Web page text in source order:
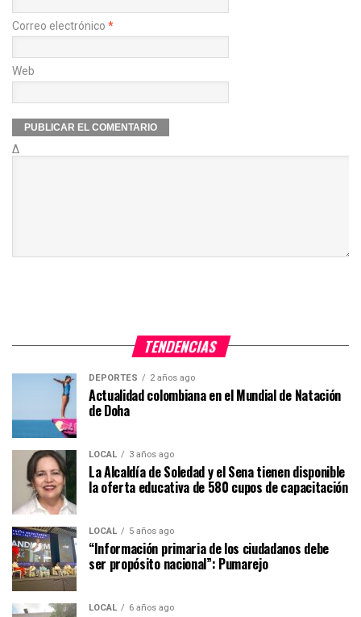
Correo electrónico *
Web
Δ
TENDENCIAS
DEPORTES 2 años ago
Actualidad colombiana en el Mundial de Natación
de Doha
LOCAL 3 años ago
La Alcaldía de Soledad y el Sena tienen disponible
la oferta educativa de 580 cupos de capacitación
LOCAL 5 años ago
“Información primaria de los ciudadanos debe
ser propósito nacional”: Pumarejo
LOCAL 6 años ago